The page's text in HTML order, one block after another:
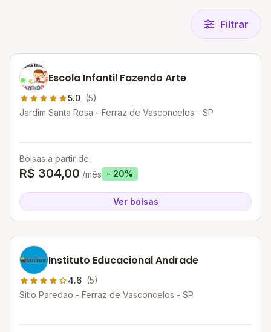
Filtrar
Escola Infantil Fazendo Arte
5.0 (5)
Jardim Santa Rosa - Ferraz de Vasconcelos - SP
Bolsas a partir de:
R$ 304,00 /mês - 20%
Ver bolsas
Instituto Educacional Andrade
4.6 (5)
Sitio Paredao - Ferraz de Vasconcelos - SP